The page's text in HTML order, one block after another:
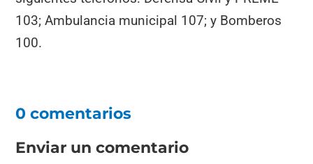
103; Ambulancia municipal 107; y Bomberos
100.
0 comentarios
Enviar un comentario